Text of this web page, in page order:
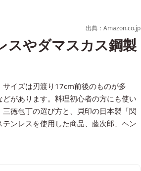
出典：Amazon.co.jp
スやダマスカス鋼製
イズは刃渡り17cm前後のものが多
があります。料理初心者の方にも使い
徳包丁の選び方と、貝印の日本製「関
ンレスを使用した商品、藤次郎、ヘン